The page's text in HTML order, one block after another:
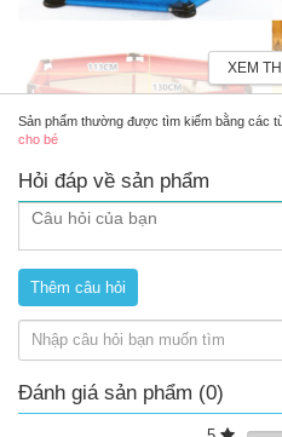
Quây bóng thành
Review quây bóng thành
không?
Khung quây bóngcó độ
XEM
Sản phẩm thường được tìm kiếm bằng các
cho bé
Hỏi đáp về sản phẩm
Đánh giá sản phẩm (0)